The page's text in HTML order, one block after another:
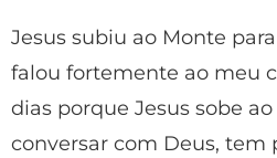
Jesus subiu ao Monte
falou fortemente ao meu
dias porque Jesus sobe
conversar com Deus,